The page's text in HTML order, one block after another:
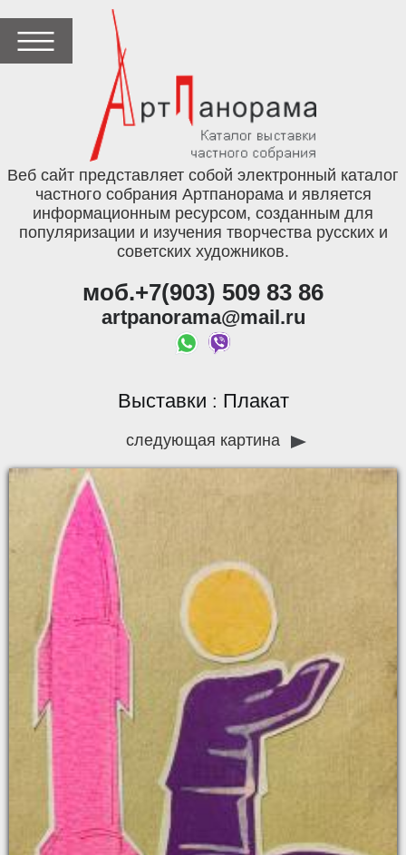
Веб сайт представляет собой электронный каталог
частного собрания Артпанорама и является
информационным ресурсом, созданным для
популяризации и изучения творчества русских и
советских художников.
моб.+7(903) 509 83 86
artpanorama@mail.ru
Выставки : Плакат
следующая картина